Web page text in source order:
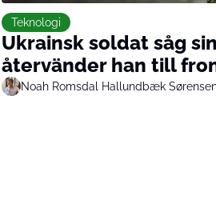
Teknologi
Ukrainsk soldat såg
återvänder han till
Noah Romsdal Hallundbæk